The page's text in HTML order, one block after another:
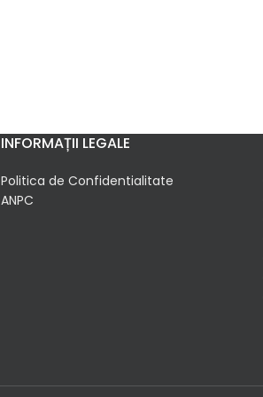
INFORMAȚII LEGALE
Politica de Confidentialitate
ANPC